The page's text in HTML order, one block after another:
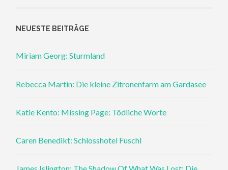
NEUESTE BEITRÄGE
Miriam Georg: Sturmland
Rebecca Martin: Die kleine Zitronenfarm am Gardasee
Katie Kento: Missing Page: Tödliche Worte
Caren Benedikt: Schlosshotel Fuschl